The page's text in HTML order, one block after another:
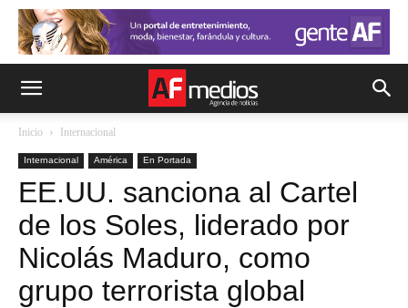
Inicio Internacional
Internacional América En Portada
EE.UU. sanciona al Cartel
de los Soles, liderado por
Nicolás Maduro, como
grupo terrorista global